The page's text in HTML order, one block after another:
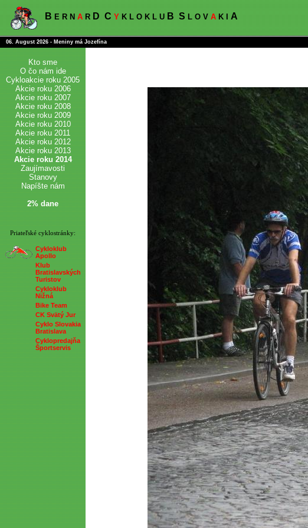
B E R N A R D C Y K L O K L U B S L O V A K I A
06. August 2026 - Meniny má Jozefína
Kto sme
O čo nám ide
Cykloakcie roku 2005
Akcie roku 2006
Akcie roku 2007
Akcie roku 2008
Akcie roku 2009
Akcie roku 2010
Akcie roku 2011
Akcie roku 2012
Akcie roku 2013
Akcie roku 2014
Zaujímavosti
Stanovy
Napíšte nám
2% dane
Priateľské cyklostránky:
Cykloklub
Apollo
Klub
Bratislavských
Turistov
Cykloklub
Nižná
Bike Team
CK Svätý Jur
Cyklo Slovakia
Bratislava
Cyklopredajňa
Športservis